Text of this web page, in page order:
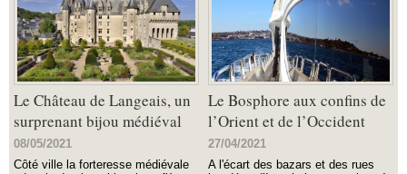
Le Château de Langeais, un
surprenant bijou médiéval
08/05/2021
Côté ville la forteresse médiévale
Le Bosphore aux confins de
l’Orient et de l’Occident
27/04/2021
A l'écart des bazars et des rues